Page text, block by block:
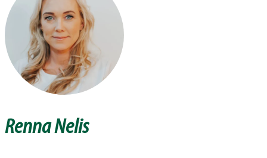
Renna Nelis